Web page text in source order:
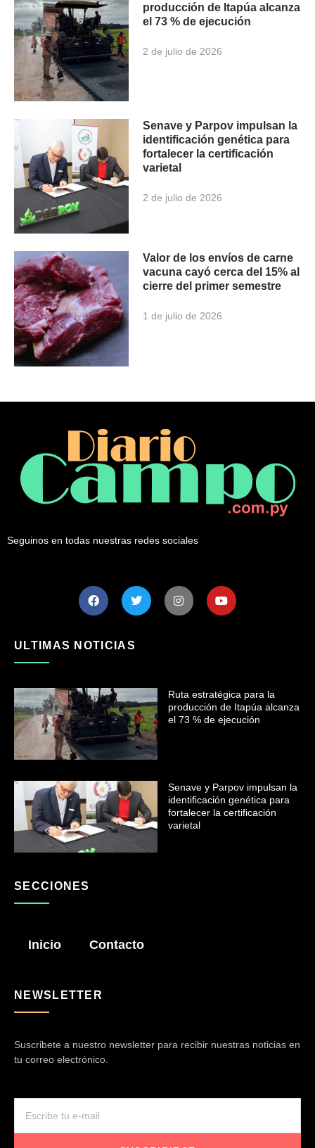
producción de Itapúa alcanza
el 73 % de ejecución
2 de julio de 2026
Senave y Parpov impulsan la
identificación genética para
fortalecer la certificación
varietal
2 de julio de 2026
Valor de los envíos de carne
vacuna cayó cerca del 15% al
cierre del primer semestre
1 de julio de 2026
Seguinos en todas nuestras redes sociales
ULTIMAS NOTICIAS
Ruta estratégica para la
producción de Itapúa alcanza
el 73 % de ejecución
Senave y Parpov impulsan la
identificación genética para
fortalecer la certificación
varietal
SECCIONES
Inicio Contacto
NEWSLETTER
Suscribete a nuestro newsletter para recibir nuestras noticias en
tu correo electrónico.